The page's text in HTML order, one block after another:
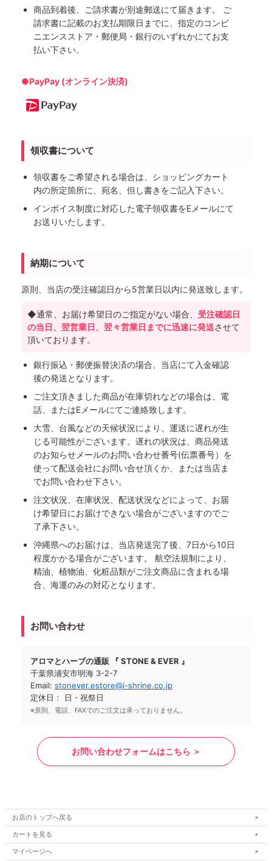
商品到着後、ご請求書が別途郵送にて届きます。 ご
請求書に記載のお支払期限日までに、指定のコンビ
ニエンスストア・郵便局・銀行のいずれかにてお支
払い下さい。
●PayPay (オンライン決済)
領収書について
領収書をご希望される場合は、ショッピングカート
内の所定箇所に、宛名、但し書きをご記入下さい。
インボイス制度に対応した電子領収書をEメールにて
お送りいたします。
納期について
原則、当店の受注確認日から5営業日以内に発送致します。
◆通常、お届け希望日のご指定がない場合、 受注確認日
の当日、翌営業日、翌々営業日までに迅速に発送させて
頂いております。
銀行振込・郵便振替決済の場合、当店にて入金確認
後の発送となります。
ご注文頂きました商品が在庫切れなどの場合は、電
話、またはEメールにてご連絡致します。
大雪、台風などの天候状況により、運送に遅れが生
じる可能性がございます。遅れの状況は、商品発送
のお知らせメールのお問い合わせ番号(伝票番号）を
使って配送会社にお問い合せ頂くか、または当店ま
でお問い合わせ下さい。
注文状況、在庫状況、配送状況などによって、お届
け希望日にお届けできない場合がございますのでご
了承下さい。
沖縄県へのお届けは、当店発送完了後、7日から10日
程度かかる場合がございます。 航空法規制により、
精油、植物油、化粧品類がご注文商品に含まれる場
合、海運のみの対応となります。
お問い合わせ
アロマとハーブの通販 『 STONE & EVER 』
千葉県浦安市明海 3-2-7
Email: stonever.estore@i-shrine.co.jp
定休日： 日・祝祭日
※原則、電話、FAXでのご注文は承っておりません。
お問い合わせフォームはこちら ＞
お店のトップへ戻る
カートを見る
マイページへ